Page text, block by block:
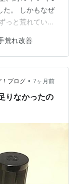
た。 しかもなぜ
っと荒れている
が改善せず。
メキシコでの生
のときは必ずゴ
サカサ ただ手
やったこと 特別
荒れ改善
ブログ • 7ヶ月前
りなかったの